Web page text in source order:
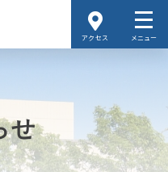
アクセス メニュー
せ